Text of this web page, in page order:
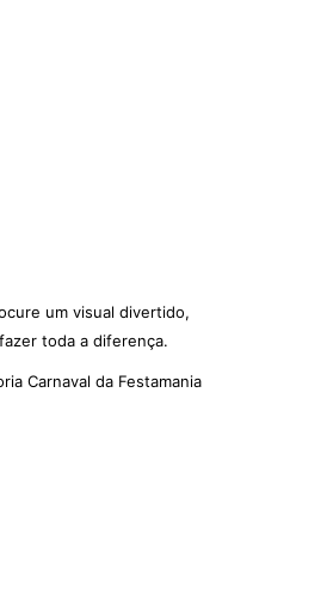
um visual divertido,
toda a diferença.
Carnaval da Festamania